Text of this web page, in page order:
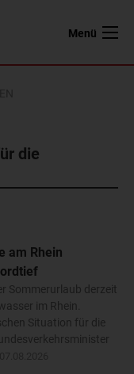
Menü
die
am Rhein
Sommerurlaub derzeit
im Rhein.
Situation für die